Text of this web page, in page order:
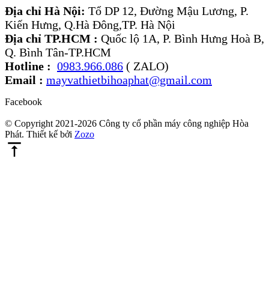
Địa chỉ Hà Nội: Tổ DP 12, Đường Mậu Lương, P.
Kiến Hưng, Q.Hà Đông,TP. Hà Nội
Địa chỉ TP.HCM : Quốc lộ 1A, P. Bình Hưng Hoà B,
Q. Bình Tân-TP.HCM
Hotline : 0983.966.086 ( ZALO)
Email : mayvathietbihoaphat@gmail.com
Facebook
© Copyright 2021-2026 Công ty cổ phần máy công nghiệp Hòa
Phát. Thiết kế bởi Zozo